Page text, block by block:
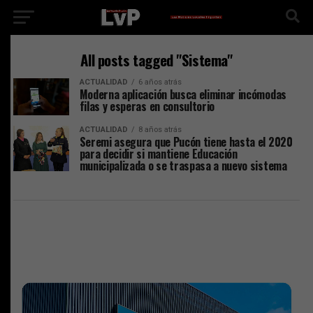
All posts tagged "Sistema"
ACTUALIDAD 6 años atrás
Moderna aplicación busca eliminar incómodas
filas y esperas en consultorio
ACTUALIDAD 8 años atrás
Seremi asegura que Pucón tiene hasta el 2020
para decidir si mantiene Educación
municipalizada o se traspasa a nuevo sistema